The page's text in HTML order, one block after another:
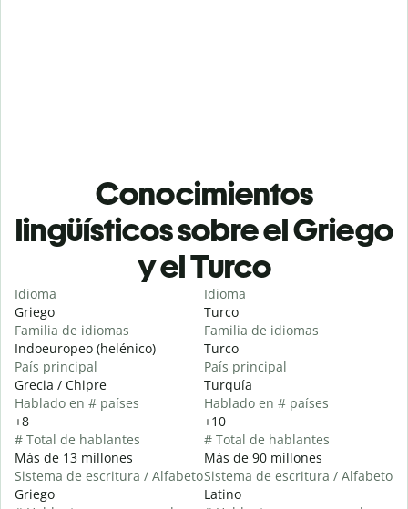
Conocimientos
lingüísticos sobre el Griego
y el Turco
Idioma
Griego
Familia de idiomas
Indoeuropeo (helénico)
País principal
Grecia / Chipre
Hablado en # países
+8
# Total de hablantes
Más de 13 millones
Sistema de escritura / Alfabeto
Griego
Idioma
Turco
Familia de idiomas
Turco
País principal
Turquía
Hablado en # países
+10
# Total de hablantes
Más de 90 millones
Sistema de escritura / Alfabeto
Latino